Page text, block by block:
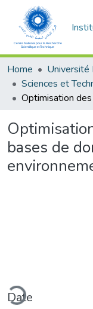
Home
bases de
Date